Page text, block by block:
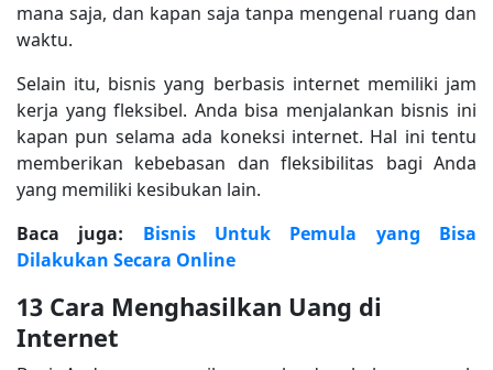
mana saja, dan kapan saja tanpa mengenal ruang dan
waktu.
Selain itu, bisnis yang berbasis internet memiliki jam
kerja yang fleksibel. Anda bisa menjalankan bisnis ini
kapan pun selama ada koneksi internet. Hal ini tentu
memberikan kebebasan dan fleksibilitas bagi Anda
yang memiliki kesibukan lain.
Baca juga: Bisnis Untuk Pemula yang Bisa
Dilakukan Secara Online
13 Cara Menghasilkan Uang di
Internet